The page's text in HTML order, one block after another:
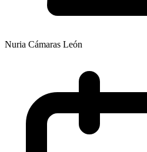
Nuria Cámaras León